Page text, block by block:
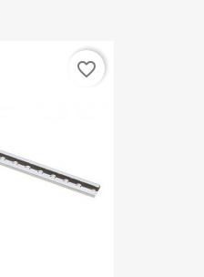
favorite_border